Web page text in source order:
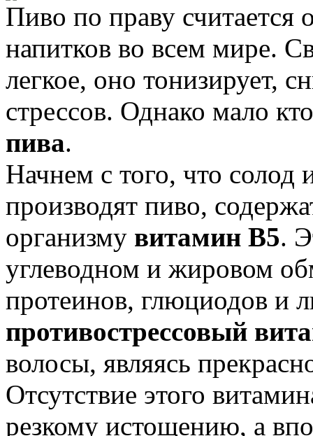
Пиво по праву
напитков во всем мире.
легкое, оно тонизирует,
стрессов. Однако мало
пива.
Начнем с того, что
производят пиво,
организму витамин В5.
углеводном и жировом
протеинов, глюциодов
противострессовый
волосы, являясь
Отсутствие этого
резкому истощению, а